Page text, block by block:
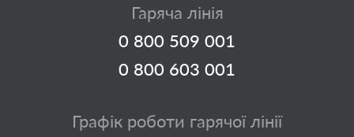
Гаряча лінія
0 800 509 001
0 800 603 001
Графік роботи гарячої лінії